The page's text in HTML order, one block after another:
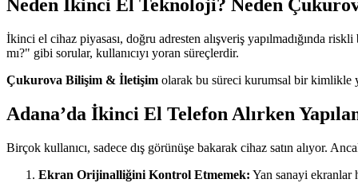
Neden İkinci El Teknoloji? Neden
İkinci el cihaz piyasası, doğru adresten alışveriş yapılmadığında
mı?" gibi sorular, kullanıcıyı yoran süreçlerdir.
Çukurova Bilişim & İletişim olarak bu süreci kurumsal bir kimlikle
Adana’da İkinci El Telefon Alırken
Birçok kullanıcı, sadece dış görünüşe bakarak cihaz satın alıyor.
Ekran Orijinalliğini Kontrol Etmemek: Yan sanayi ekranlar